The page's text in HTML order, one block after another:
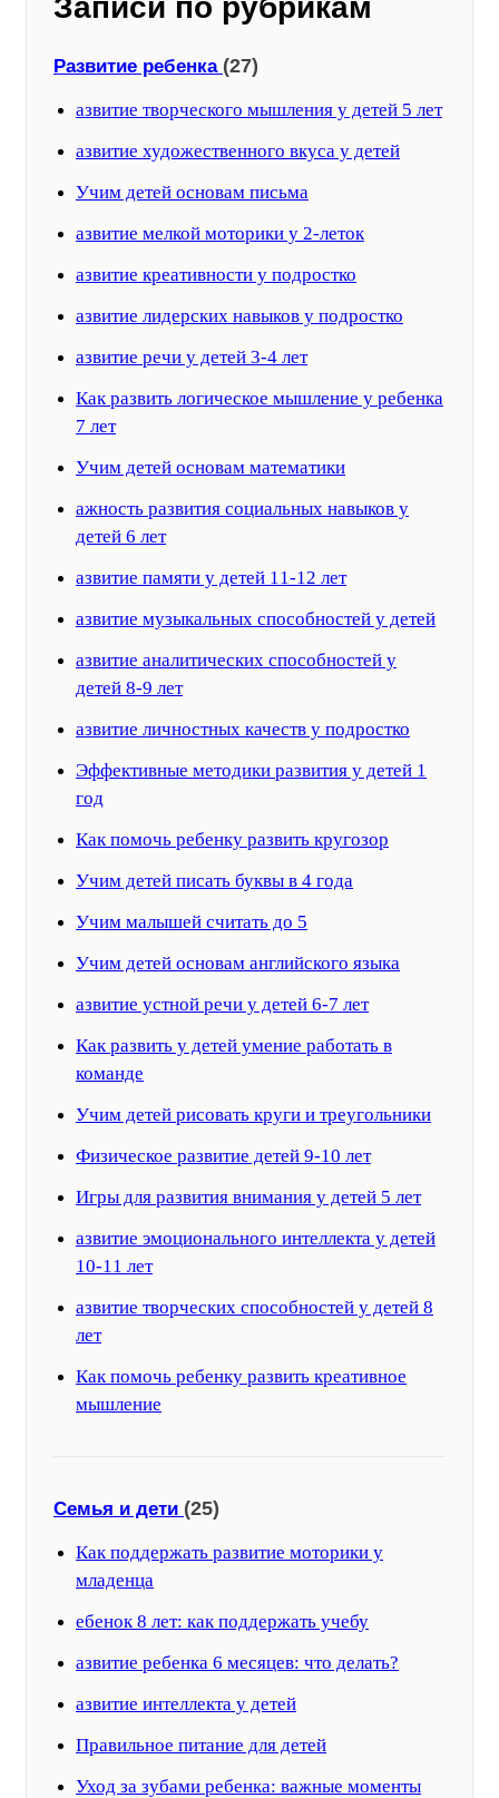
Записи по рубрикам
Развитие ребенка (27)
азвитие творческого мышления у детей 5 лет
азвитие художественного вкуса у детей
Учим детей основам письма
азвитие мелкой моторики у 2-леток
азвитие креативности у подростко
азвитие лидерских навыков у подростко
азвитие речи у детей 3-4 лет
Как развить логическое мышление у ребенка
7 лет
Учим детей основам математики
ажность развития социальных навыков у
детей 6 лет
азвитие памяти у детей 11-12 лет
азвитие музыкальных способностей у детей
азвитие аналитических способностей у
детей 8-9 лет
азвитие личностных качеств у подростко
Эффективные методики развития у детей 1
год
Как помочь ребенку развить кругозор
Учим детей писать буквы в 4 года
Учим малышей считать до 5
Учим детей основам английского языка
азвитие устной речи у детей 6-7 лет
Как развить у детей умение работать в
команде
Учим детей рисовать круги и треугольники
Физическое развитие детей 9-10 лет
Игры для развития внимания у детей 5 лет
азвитие эмоционального интеллекта у детей
10-11 лет
азвитие творческих способностей у детей 8
лет
Как помочь ребенку развить креативное
мышление
Семья и дети (25)
Как поддержать развитие моторики у
младенца
ебенок 8 лет: как поддержать учебу
азвитие ребенка 6 месяцев: что делать?
азвитие интеллекта у детей
Правильное питание для детей
Уход за зубами ребенка: важные моменты